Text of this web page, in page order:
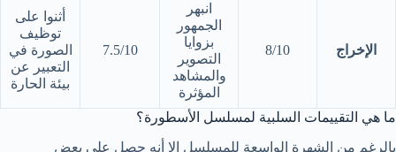
الإخراج 8/10
انبهر
الجمهور
بزوايا
التصوير
والمشاهد
المؤثرة
7.5/10
أثنوا على
توظيف
الصورة في
التعبير عن
بيئة الحارة
ما هي التقييمات السلبية لمسلسل الأسطورة؟
بالرغم من الشهرة الواسعة للمسلسل إلا أنه حصل على بعض